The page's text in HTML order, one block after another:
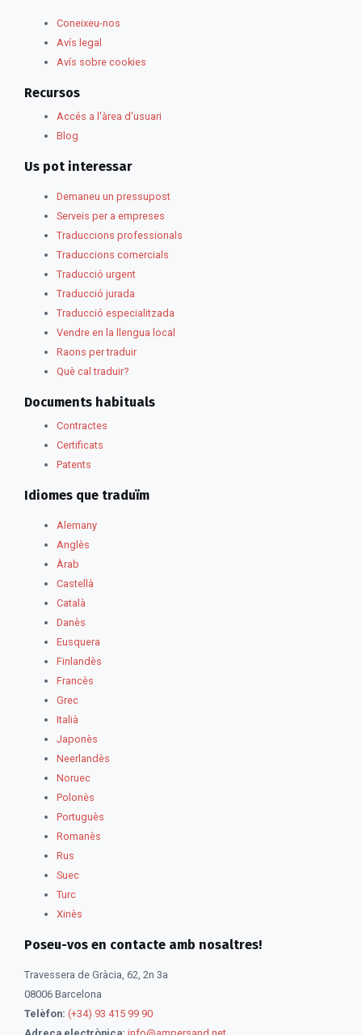
Coneixeu-nos
Avís legal
Avís sobre cookies
Recursos
Accés a l'àrea d'usuari
Blog
Us pot interessar
Demaneu un pressupost
Serveis per a empreses
Traduccions professionals
Traduccions comercials
Traducció urgent
Traducció jurada
Traducció especialitzada
Vendre en la llengua local
Raons per traduir
Què cal traduir?
Documents habituals
Contractes
Certificats
Patents
Idiomes que traduïm
Alemany
Anglès
Àrab
Castellà
Català
Danès
Eusquera
Finlandès
Francès
Grec
Italià
Japonès
Neerlandès
Noruec
Polonès
Portuguès
Romanès
Rus
Suec
Turc
Xinès
Poseu-vos en contacte amb nosaltres!
Travessera de Gràcia, 62, 2n 3a
08006 Barcelona
Telèfon: (+34) 93 415 99 90